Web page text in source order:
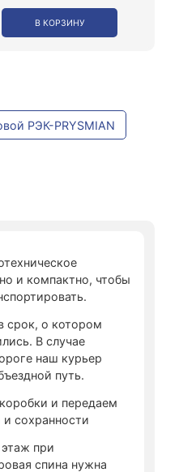
В КОРЗИНУ
РЭК-PRYSMIAN
и компактно, чтобы
срок, о котором
В случае
наш курьер
путь.
и передаем
сохранности
при
спина нужна